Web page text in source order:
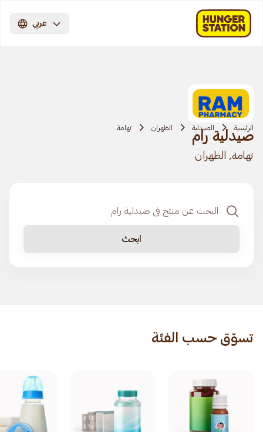
عربي
الرئيسية الصيدلية الظهران تهامة
صيدلية رام
تهامة, الظهران
ابحث
تسوّق حسب الفئة